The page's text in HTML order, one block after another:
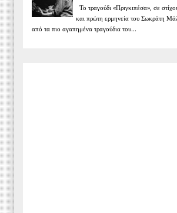
Το τραγούδι «Πριγκιπέσα», σε
και πρώτη ερμηνεία του Σωκράτη
από τα πιο αγαπημένα τραγούδια του...